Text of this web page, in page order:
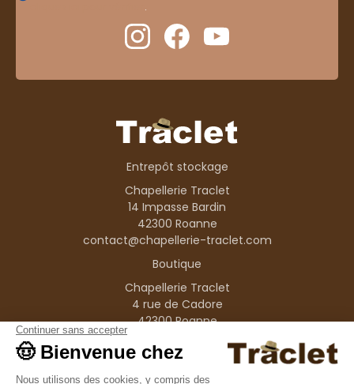
.
Entrepôt stockage
Chapellerie Traclet
14 Impasse Bardin
42300 Roanne
contact@chapellerie-traclet.com
Boutique
Chapellerie Traclet
4 rue de Cadore
42300 Roanne